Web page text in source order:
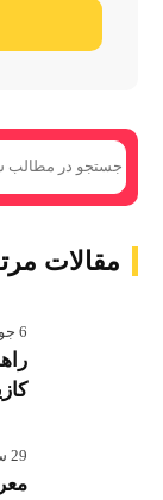
مقالات
6 جولای 2023
29 سپتامبر 2022